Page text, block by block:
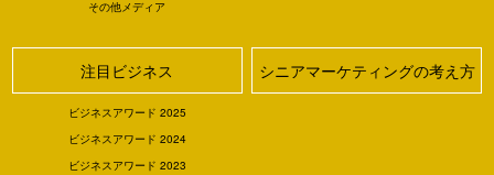
その他メディア
注目ビジネス
ビジネスアワード 2025
ビジネスアワード 2024
ビジネスアワード 2023
シニアマーケティングの考え方